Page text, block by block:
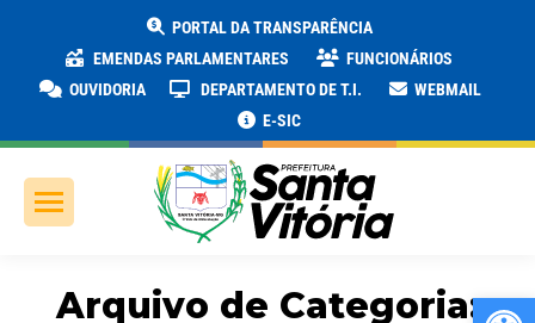
PORTAL DA TRANSPARÊNCIA
EMENDAS PARLAMENTARES
FUNCIONÁRIOS
OUVIDORIA
DEPARTAMENTO DE T.I.
WEBMAIL
E-SIC
Arquivo de Categoria: